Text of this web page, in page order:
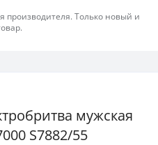
производителя. Только новый и
мужская
S7882/55